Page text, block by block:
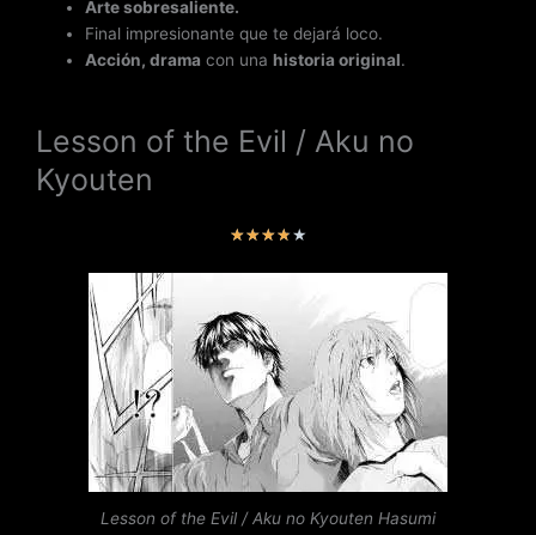
Arte sobresaliente.
Final impresionante que te dejará loco.
Acción, drama con unahistoria original.
Lesson of the Evil / Aku no
Kyouten
★★★★★V
a
d
o
c
o
n
3
Lesson of the Evil / Aku no Kyouten Hasumi